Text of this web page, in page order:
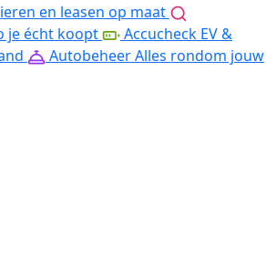
en leasen op maat
je écht koopt
Accucheck EV &
AutobeheerAlles rondom jouw